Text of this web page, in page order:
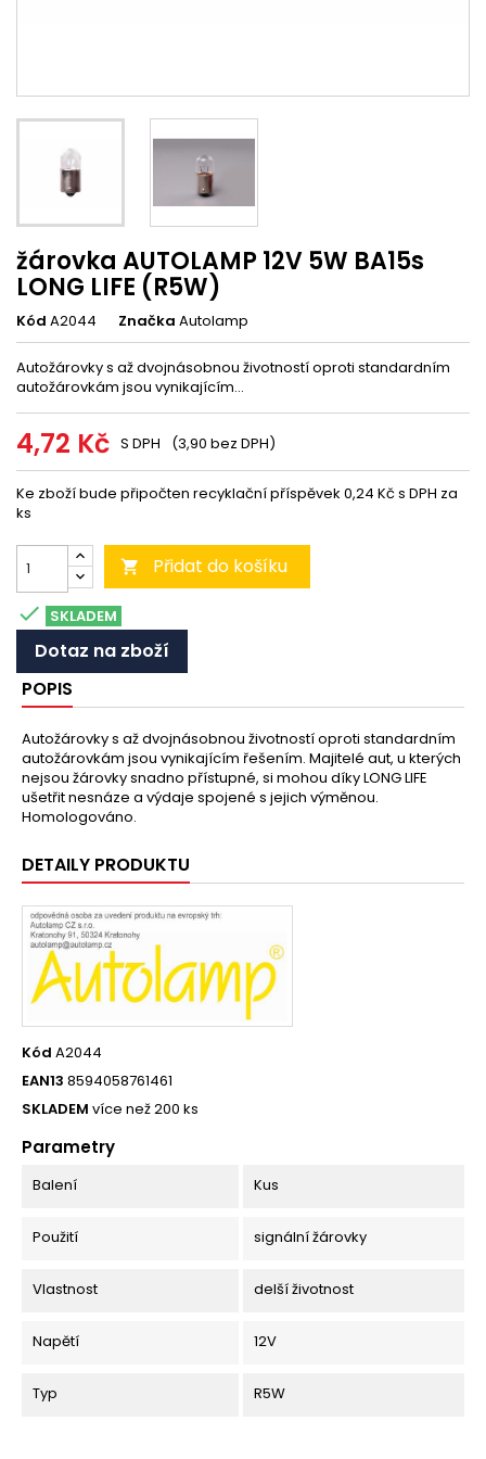
žárovka AUTOLAMP 12V 5W BA15s
LONG LIFE (R5W)
Kód A2044 Značka Autolamp
Autožárovky s až dvojnásobnou životností oproti standardním
autožárovkám jsou vynikajícím...
4,72 Kč S DPH (3,90 bez DPH)
Ke zboží bude připočten recyklační příspěvek 0,24 Kč s DPH za
ks
 Přidat do košíku
 SKLADEM
Dotaz na zboží
POPIS
Autožárovky s až dvojnásobnou životností oproti standardním
autožárovkám jsou vynikajícím řešením. Majitelé aut, u kterých
nejsou žárovky snadno přístupné, si mohou díky LONG LIFE
ušetřit nesnáze a výdaje spojené s jejich výměnou.
Homologováno.
DETAILY PRODUKTU
Kód A2044
EAN13 8594058761461
SKLADEM více než 200 ks
Parametry
Balení Kus
Použití signální žárovky
Vlastnost delší životnost
Napětí 12V
Typ R5W